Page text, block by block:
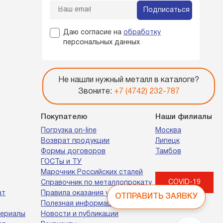
Покупателю
Погрузка on-line
Возврат продукции
Формы договоров
ГОСТы и ТУ
Марочник Российских сталей
Справочник по металлопрокату
Правила оказания услуг
Полезная информация
Новости и публикации
Наши филиалы
Москва
Липецк
Тамбов
COVID-19
Подписаться
Даю согласие на обработку
персональных данных
Не нашли нужный металл в каталоге?
Звоните: +7 (4742) 232-787
ОТПРАВИТЬ ЗАЯВКУ